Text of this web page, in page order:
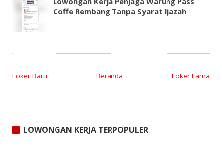
Coffe Rembang Tanpa Syarat Ijazah
Loker Baru Loker Lama
Beranda
LOWONGAN KERJA TERPOPULER